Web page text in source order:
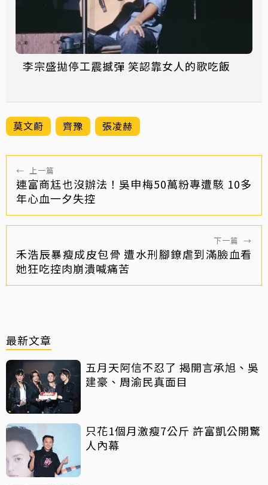
李宗盛拋停工震撼彈 笑認靠女人的歌吃飯
莫文蔚 齊豫 張凌赫
← 上一篇
連富商尪也沒辦法！吳申梅50萬粉專遭駭 10多
年心血一夕失控
下一篇 →
禾浩辰暴瘦成皮包骨 遭水刑腳鐐虐到滿臉血看
她狂吃控肉崩潰喊痛苦
最新文章
五月天阿信不忍了 揭開言承旭、吳
建豪、周渝民真面目
只花1個月激瘦7公斤 許富凱公開驚
人內幕